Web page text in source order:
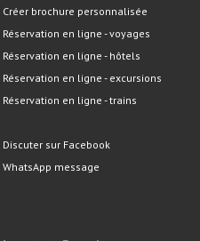
Créer brochure personnalisée
Réservation en ligne - voyages
Réservation en ligne - hôtels
Réservation en ligne - excursions
Réservation en ligne - trains
Discuter sur Facebook
WhatsApp message